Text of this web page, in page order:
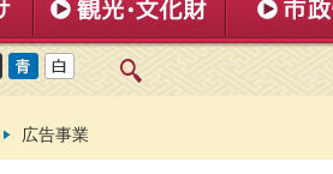
広告事業